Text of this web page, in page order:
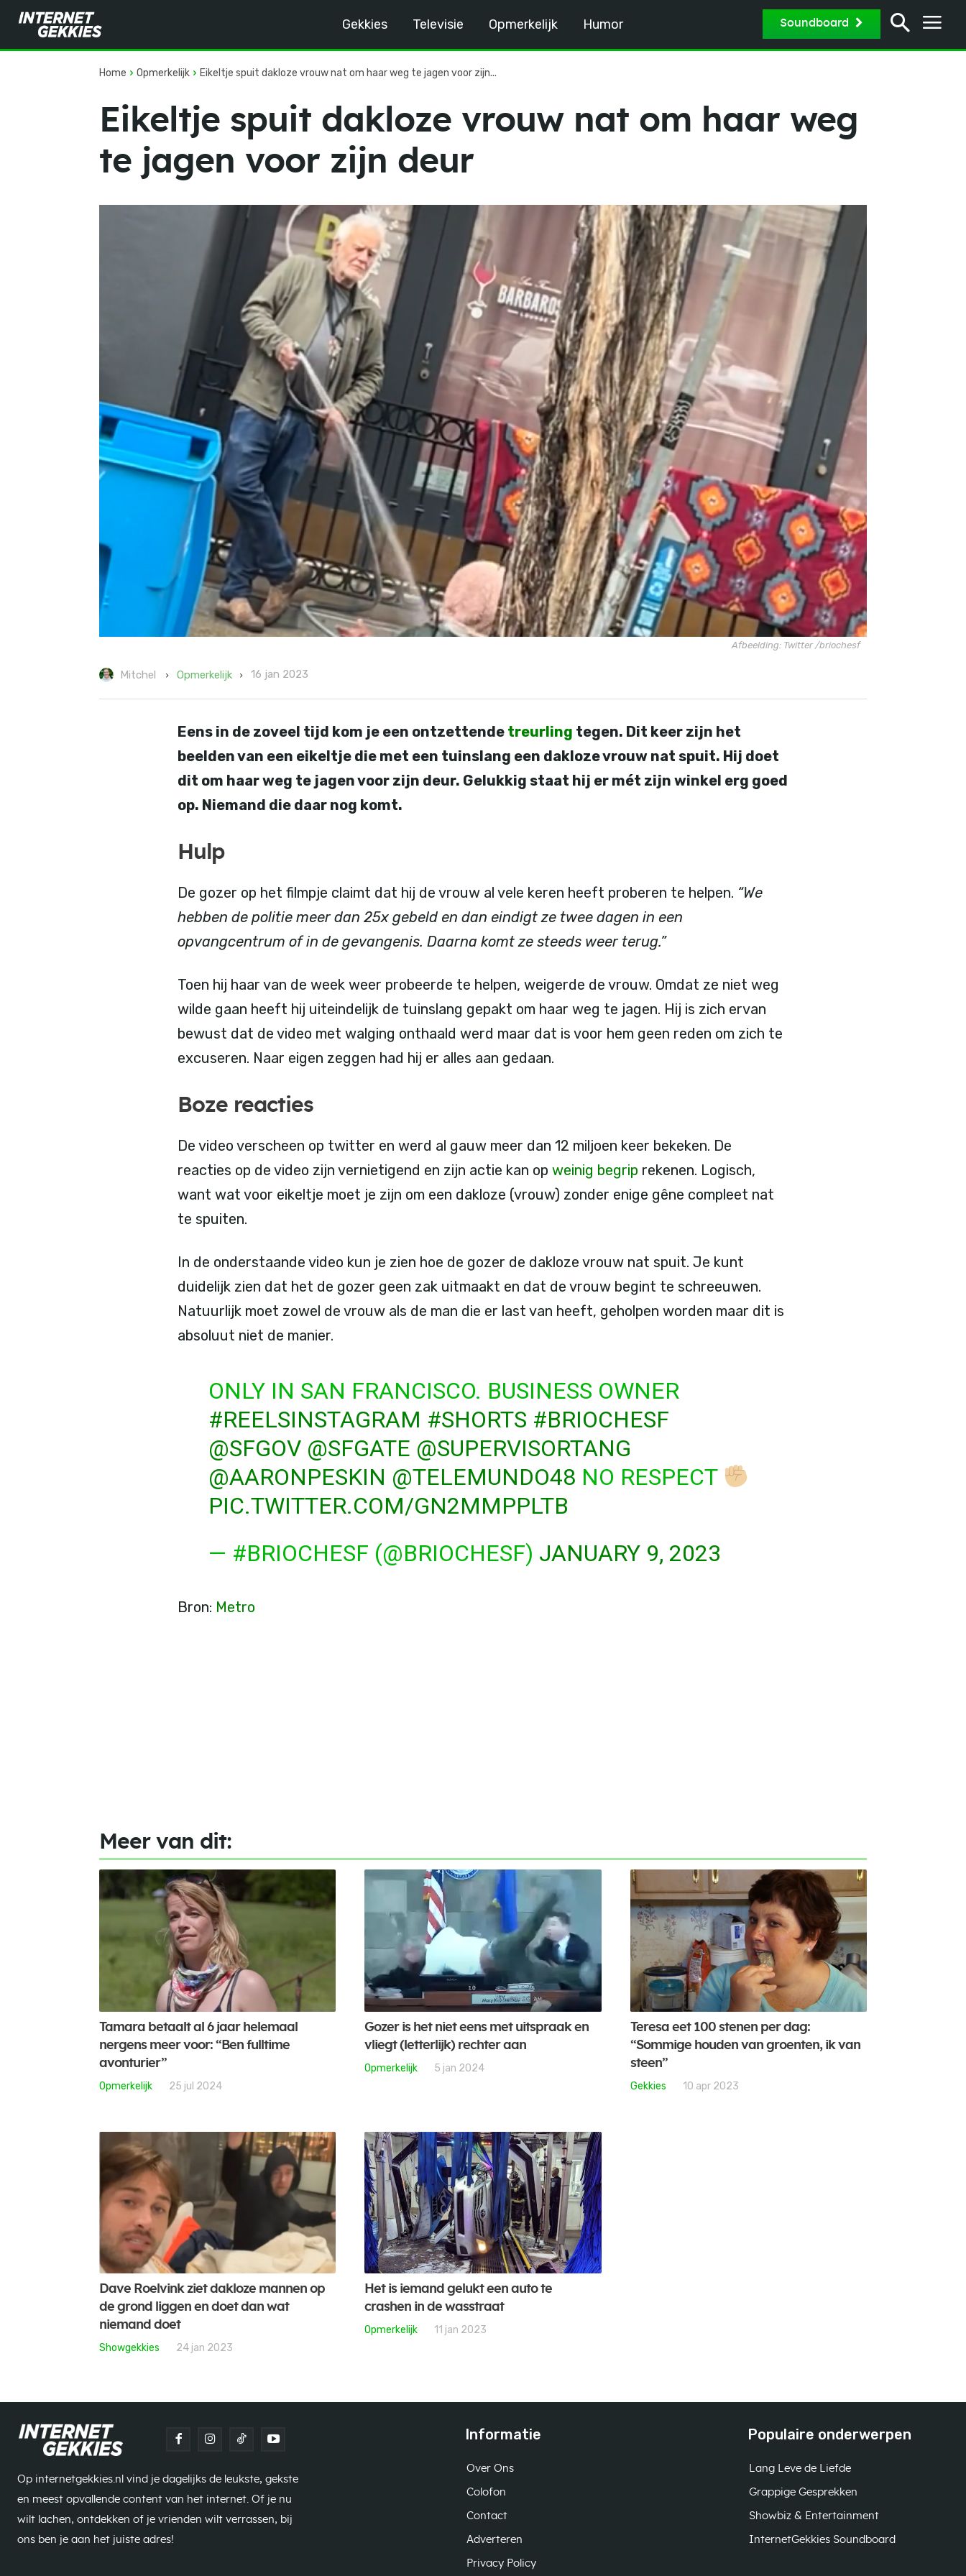
Gekkies Televisie Opmerkelijk Humor Soundboard
Home Opmerkelijk Eikeltje spuit dakloze vrouw nat om haar weg te jagen voor zijn...
Eikeltje spuit dakloze vrouw nat om haar weg
te jagen voor zijn deur
Afbeelding: Twitter /briochesf
Mitchel Opmerkelijk 16 jan 2023
Eens in de zoveel tijd kom je een ontzettende treurling tegen. Dit keer zijn het
beelden van een eikeltje die met een tuinslang een dakloze vrouw nat spuit. Hij doet
dit om haar weg te jagen voor zijn deur. Gelukkig staat hij er mét zijn winkel erg goed
op. Niemand die daar nog komt.
Hulp
De gozer op het filmpje claimt dat hij de vrouw al vele keren heeft proberen te helpen. “We
hebben de politie meer dan 25x gebeld en dan eindigt ze twee dagen in een
opvangcentrum of in de gevangenis. Daarna komt ze steeds weer terug.”
Toen hij haar van de week weer probeerde te helpen, weigerde de vrouw. Omdat ze niet weg
wilde gaan heeft hij uiteindelijk de tuinslang gepakt om haar weg te jagen. Hij is zich ervan
bewust dat de video met walging onthaald werd maar dat is voor hem geen reden om zich te
excuseren. Naar eigen zeggen had hij er alles aan gedaan.
Boze reacties
De video verscheen op twitter en werd al gauw meer dan 12 miljoen keer bekeken. De
reacties op de video zijn vernietigend en zijn actie kan op weinig begrip rekenen. Logisch,
want wat voor eikeltje moet je zijn om een dakloze (vrouw) zonder enige gêne compleet nat
te spuiten.
In de onderstaande video kun je zien hoe de gozer de dakloze vrouw nat spuit. Je kunt
duidelijk zien dat het de gozer geen zak uitmaakt en dat de vrouw begint te schreeuwen.
Natuurlijk moet zowel de vrouw als de man die er last van heeft, geholpen worden maar dit is
absoluut niet de manier.
ONLY IN SAN FRANCISCO. BUSINESS OWNER
#REELSINSTAGRAM #SHORTS #BRIOCHESF
@SFGOV @SFGATE @SUPERVISORTANG
@AARONPESKIN @TELEMUNDO48 NO RESPECT
PIC.TWITTER.COM/GN2MMPPLTB
— #BRIOCHESF (@BRIOCHESF) JANUARY 9, 2023
Bron: Metro
Meer van dit:
Tamara betaalt al 6 jaar helemaal
nergens meer voor: “Ben fulltime
avonturier”
Opmerkelijk 25 jul 2024
Gozer is het niet eens met uitspraak en
vliegt (letterlijk) rechter aan
Opmerkelijk 5 jan 2024
Teresa eet 100 stenen per dag:
“Sommige houden van groenten, ik van
steen”
Gekkies 10 apr 2023
Dave Roelvink ziet dakloze mannen op
de grond liggen en doet dan wat
niemand doet
Showgekkies 24 jan 2023
Het is iemand gelukt een auto te
crashen in de wasstraat
Opmerkelijk 11 jan 2023
Op internetgekkies.nl vind je dagelijks de leukste, gekste
en meest opvallende content van het internet. Of je nu
wilt lachen, ontdekken of je vrienden wilt verrassen, bij
ons ben je aan het juiste adres!
Informatie
Over Ons
Colofon
Contact
Adverteren
Privacy Policy
Populaire onderwerpen
Lang Leve de Liefde
Grappige Gesprekken
Showbiz & Entertainment
InternetGekkies Soundboard